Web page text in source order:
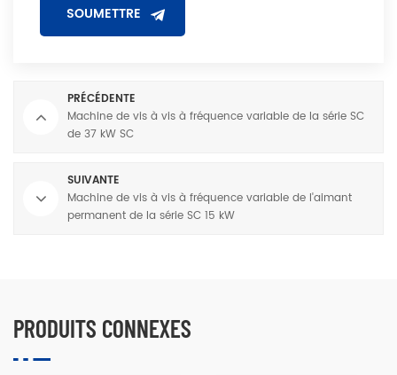
PRÉCÉDENTE
Machine de vis à vis à fréquence variable de la série SC
de 37 kW SC
SUIVANTE
Machine de vis à vis à fréquence variable de l'aimant
permanent de la série SC 15 kW
PRODUITS CONNEXES